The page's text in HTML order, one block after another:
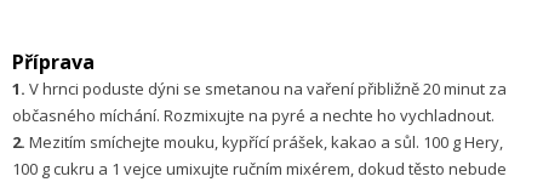
Příprava
1. V hrnci poduste dýni se smetanou na vaření přibližně 20 minut za
občasného míchání. Rozmixujte na pyré a nechte ho vychladnout.
2. Mezitím smíchejte mouku, kypřící prášek, kakao a sůl. 100 g Hery,
100 g cukru a 1 vejce umixujte ručním mixérem, dokud těsto nebude